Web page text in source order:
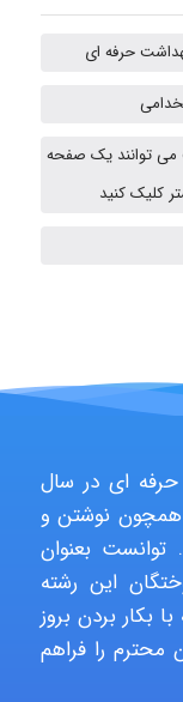
A.balandeh
Jafar Tym
aghajari vahid
Poubakhtiari
توانند یک صفحه
کلیک کنید
ای در سال
همچون نوشتن و
بعنوان
این رشته
بکار بردن بروز
محترم را فراهم